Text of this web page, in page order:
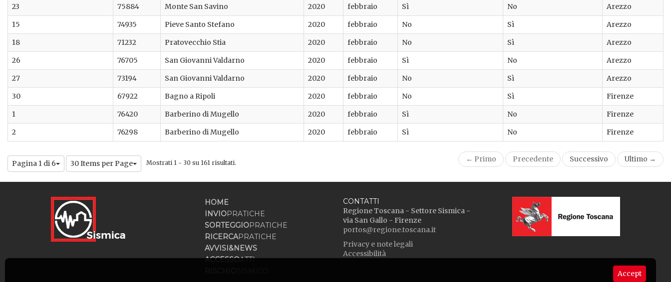
23
75884 Monte San Savino 2020 febbraio Sì No
Arezzo
15
74935 Pieve Santo Stefano 2020 febbraio No Sì
Arezzo
18
71232 Pratovecchio Stia 2020 febbraio No Sì
Arezzo
26
76705 San Giovanni Valdarno 2020 febbraio Sì No
Arezzo
27
73194 San Giovanni Valdarno 2020 febbraio No Sì
Arezzo
30
67922 Bagno a Ripoli 2020 febbraio No Sì
Firenze
1
76420 Barberino di Mugello 2020 febbraio Sì No
Firenze
2
76298 Barberino di Mugello 2020 febbraio Sì No Firenze
Pagina 1 di 6 30 Items per Page Mostrati 1 - 30 su 161 risultati. ← Primo Precedente Successivo Ultimo →
Accept
HOME
INVIOPRATICHE
SORTEGGIOPRATICHE
RICERCAPRATICHE
AVVISI&NEWS
ACCESSOATTI
CONTATTI
Regione Toscana - Settore Sismica -
via San Gallo - Firenze
portos@regione.toscana.it
Privacy e note legali
Accessibilità